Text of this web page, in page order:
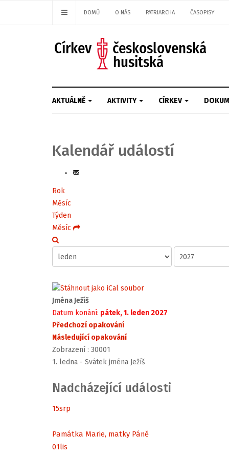
DOMŮ O NÁS PATRIARCHA ČASOPISY
AKTUÁLNĚ AKTIVITY CÍRKEV
Kalendář událostí
Rok
Měsíc
Týden
Měsíc
Jména Ježíš
Datum konání: pátek, 1. leden 2027
Předchozí opakování
Následující opakování
Zobrazení : 30001
1. ledna - Svátek jména Ježíš
Nadcházející události
15srp
Památka Marie, matky Páně
01lis